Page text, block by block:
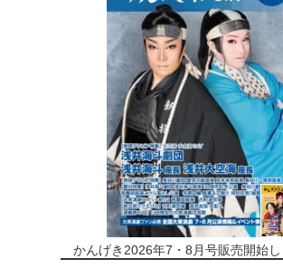
かんげき2026年7・8月号販売開始し